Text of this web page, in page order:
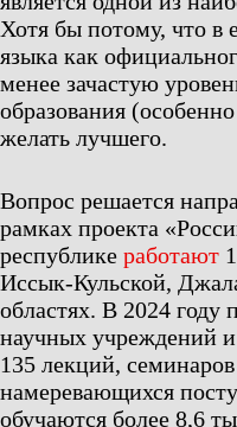
Хотя бы потому, что в
языка как
менее зачастую
образования
желать лучшего.
Вопрос решается
рамках проекта
республике работают
Иссык-Кульской,
областях. В 2024 году
научных учреждений
135 лекций,
намеревающихся
обучаются более 8,6